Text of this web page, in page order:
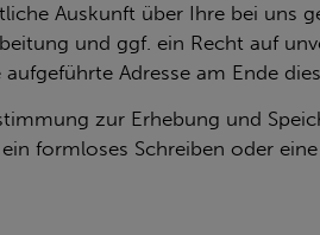
Aus­kunft über Ihre bei uns
und ggf. ein Recht auf
Adres­se am Ende
zur Er­he­bung und
form­lo­ses Schrei­ben oder